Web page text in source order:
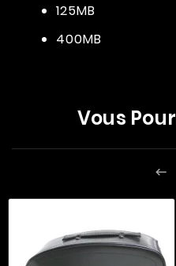
125MB
400MB
Vous
